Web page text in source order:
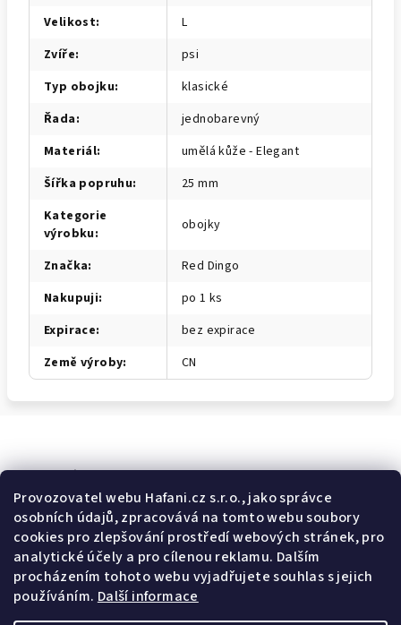
Provozovatel webu Hafani.cz s.r.o., jako správce
osobních údajů, zpracovává na tomto webu soubory
cookies pro zlepšování prostředí webových stránek, pro
analytické účely a pro cílenou reklamu. Dalším
procházením tohoto webu vyjadřujete souhlas s jejich
používáním. Další informace
Velikost:
L
Zvíře:
psi
Typ obojku:
klasické
Řada:
jednobarevný
Materiál:
umělá kůže - Elegant
Šířka popruhu:
25 mm
Kategorie
výrobku: obojky
Značka:
Red Dingo
Nakupuji:
po 1 ks
Expirace:
bez expirace
Země výroby: CN
Odebírat newsletter
E-mail
Potvrzuji souhlas svšeobecnými obchodními podmínkami a
spodmínkami zpracovávání a ochrany osobních údajů .
Přihlásit se